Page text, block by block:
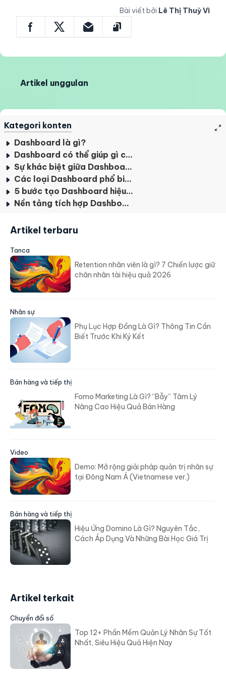
Bài viết bởi Lê Thị Thuỳ Vi
Artikel unggulan
Kategori konten
Dashboard là gì?
Dashboard có thể giúp gì cho doanh nghiệp?
Sự khác biệt giữa Dashboard và báo cáo truyền thống
Các loại Dashboard phổ biến
5 bước tạo Dashboard hiệu quả
Nền tảng tích hợp Dashboard trong thực tế
Artikel terbaru
Tanca
Retention nhân viên là gì? 7 Chiến lược giữ
chân nhân tài hiệu quả 2026
Nhân sự
Phụ Lục Hợp Đồng Là Gì? Thông Tin Cần
Biết Trước Khi Ký Kết
Bán hàng và tiếp thị
Fomo Marketing Là Gì? “Bẫy” Tâm Lý
Nâng Cao Hiệu Quả Bán Hàng
Video
Demo: Mở rộng giải pháp quản trị nhân sự
tại Đông Nam Á (Vietnamese ver.)
Bán hàng và tiếp thị
Hiệu Ứng Domino Là Gì? Nguyên Tắc,
Cách Áp Dụng Và Những Bài Học Giá Trị
Artikel terkait
Chuyển đổi số
Top 12+ Phần Mềm Quản Lý Nhân Sự Tốt
Nhất, Siêu Hiệu Quả Hiện Nay